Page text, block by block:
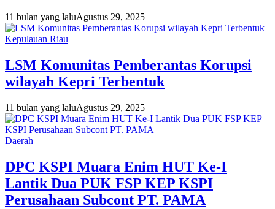
11 bulan yang laluAgustus 29, 2025
Kepulauan Riau
LSM Komunitas Pemberantas Korupsi
wilayah Kepri Terbentuk
11 bulan yang laluAgustus 29, 2025
Daerah
DPC KSPI Muara Enim HUT Ke-I
Lantik Dua PUK FSP KEP KSPI
Perusahaan Subcont PT. PAMA